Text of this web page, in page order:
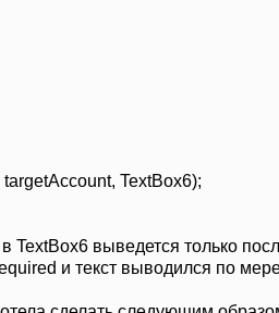
TextBox6);
выведется только
и текст выводился по